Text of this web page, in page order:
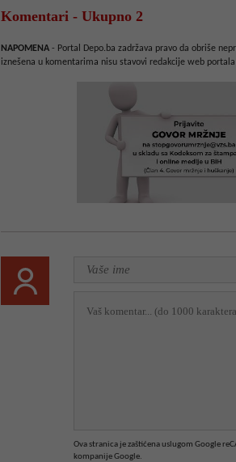
Komentari - Ukupno 2
NAPOMENA - Portal Depo.ba zadržava pravo da obriše
iznešena u komentarima nisu stavovi redakcije web portala
Ova stranica je zaštićena uslugom Google
kompanije Google.